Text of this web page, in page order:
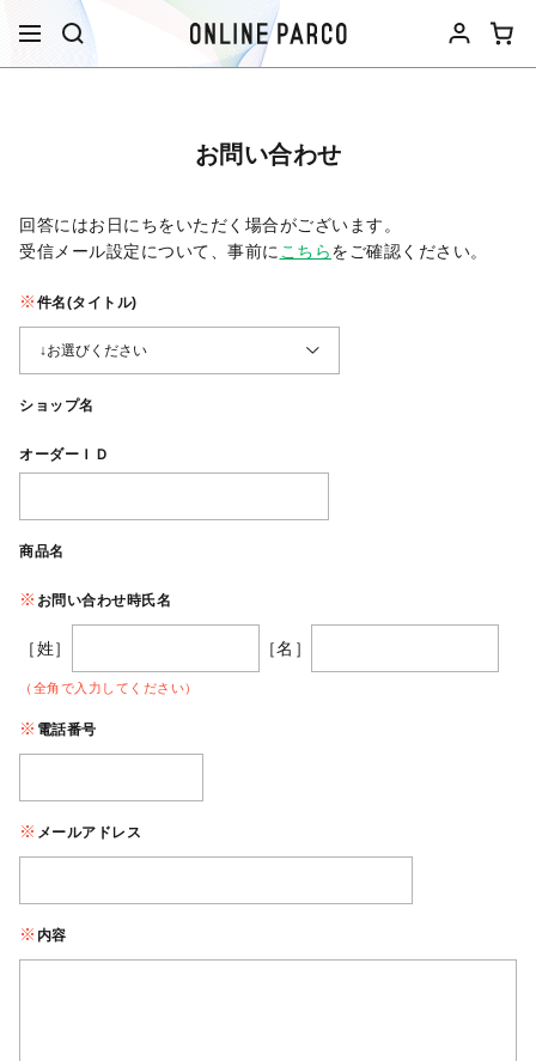
お問い合わせ
回答にはお日にちをいただく場合がございます。
受信メール設定について、事前に こちらをご確認ください。​
件名(タイトル)
ショップ名
オーダーＩＤ
商品名
お問い合わせ時氏名
［姓］ ［名］
（全角で入力してください）
電話番号
メールアドレス
内容